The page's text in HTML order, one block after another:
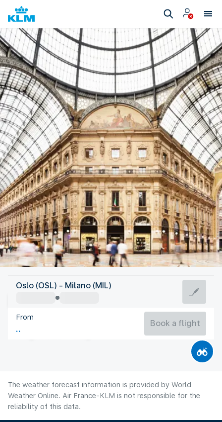
Italy
Italy
Flight time
Oslo (OSL) - Milano (MIL)
From
Book a flight
The weather forecast information is provided by World
Weather Online. Air France-KLM is not responsible for the
reliability of this data.